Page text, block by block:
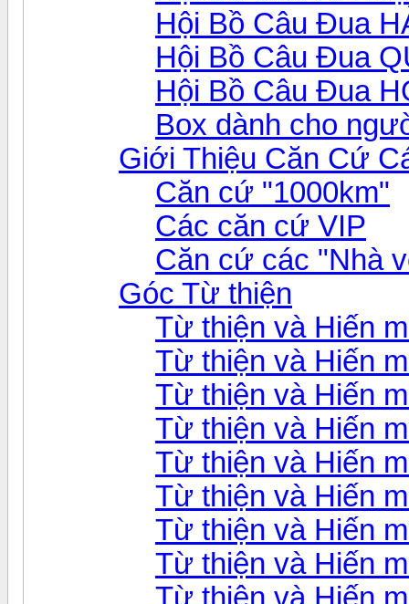
Hội Bồ Câu Đua
Hội Bồ Câu Đua
Hội Bồ Câu Đua
Box dành cho
Giới Thiệu Căn Cứ
Căn cứ "1000km"
Các căn cứ VIP
Căn cứ các "Nhà
Góc Từ thiện
Từ thiện và Hiến
Từ thiện và Hiến
Từ thiện và Hiến
Từ thiện và Hiến
Từ thiện và Hiến
Từ thiện và Hiến
Từ thiện và Hiến
Từ thiện và Hiến
Từ thiện và Hiến